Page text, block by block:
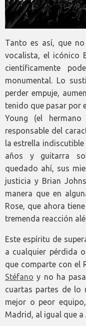
Tanto es así, que
vocalista, el icónico
científicamente
monumental. Lo
perder empuje,
tenido que pasar por
Young (el
responsable del
la estrella indiscutible
años y guitarra
quedado ahí, sus
justicia y Brian
manera que en
Rose, que ahora
tremenda reacción
Este espíritu de
a cualquier pérdida
que comparte con el
Stéfano y no ha
cuartas partes de lo
mejor o peor
Madrid, al igual que a